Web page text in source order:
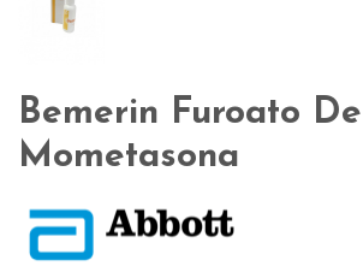
Bemerin Furoato De
Mometasona